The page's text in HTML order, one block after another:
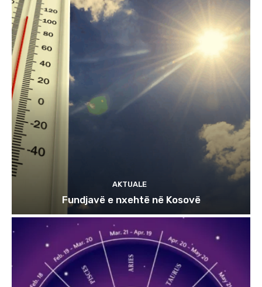
AKTUALE
Fundjavë e nxehtë në Kosovë